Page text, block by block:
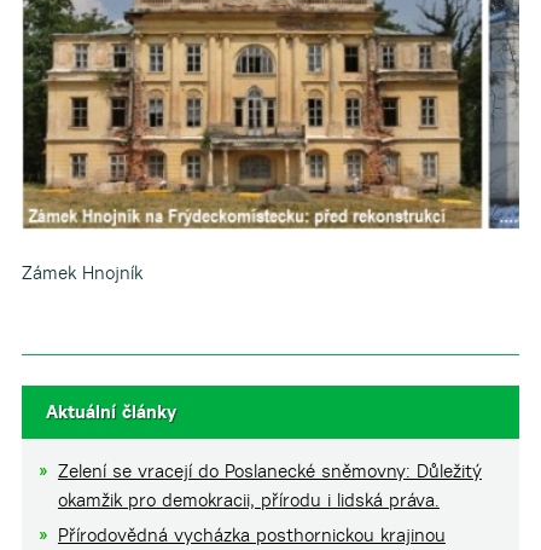
Zámek Hnojník
Aktuální články
Zelení se vracejí do Poslanecké sněmovny: Důležitý
okamžik pro demokracii, přírodu i lidská práva.
Přírodovědná vycházka posthornickou krajinou